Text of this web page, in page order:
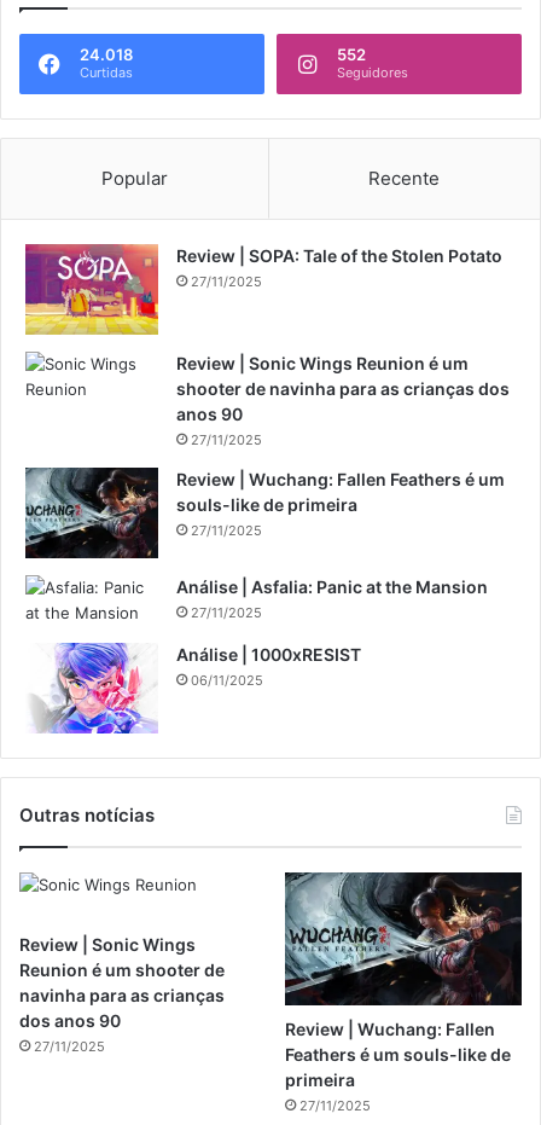
24.018
Curtidas
552
Seguidores
Popular Recente
Review | SOPA: Tale of the Stolen Potato
27/11/2025
Review | Sonic Wings Reunion é um
shooter de navinha para as crianças dos
anos 90
27/11/2025
Review | Wuchang: Fallen Feathers é um
souls-like de primeira
27/11/2025
Análise | Asfalia: Panic at the Mansion
27/11/2025
Análise | 1000xRESIST
06/11/2025
Outras notícias
Review | Sonic Wings
Reunion é um shooter de
navinha para as crianças
dos anos 90
27/11/2025
Review | Wuchang: Fallen
Feathers é um souls-like de
primeira
27/11/2025